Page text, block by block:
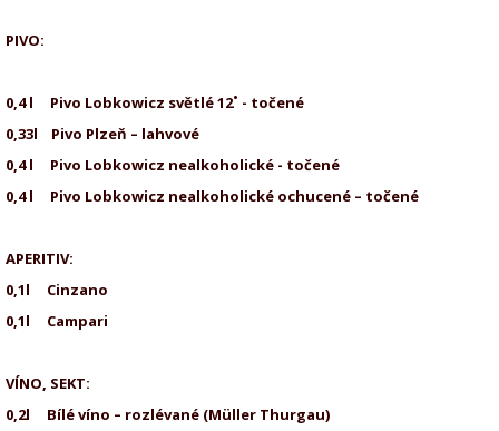
PIVO:
0,4 l Pivo Lobkowicz světlé 12˚
0,33l Pivo Plzeň – lahvové
0,4 l Pivo Lobkowicz nealkoholické
0,4 l Pivo Lobkowicz nealkoholické
APERITIV:
0,1l Cinzano
0,1l Campari
VÍNO, SEKT:
0,2l Bílé víno – rozlévané (Müller